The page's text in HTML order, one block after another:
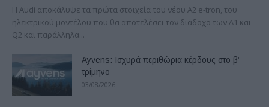
Η Audi αποκάλυψε τα πρώτα στοιχεία του νέου A2 e-tron, του
ηλεκτρικού μοντέλου που θα αποτελέσει τον διάδοχο των A1 και
Q2 και παράλληλα...
Ayvens: Iσχυρά περιθώρια κέρδους στο β’
τρίμηνο
03/08/2026